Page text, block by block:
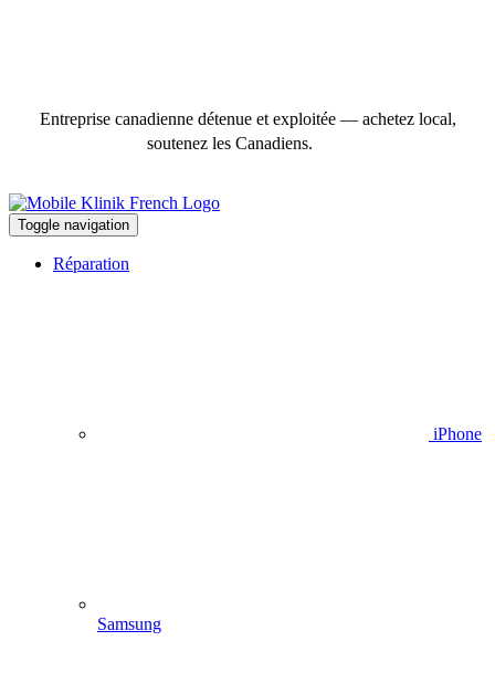
Entreprise canadienne détenue et exploitée — achetez local,
soutenez les Canadiens.
Toggle navigation
Réparation
iPhone
Samsung